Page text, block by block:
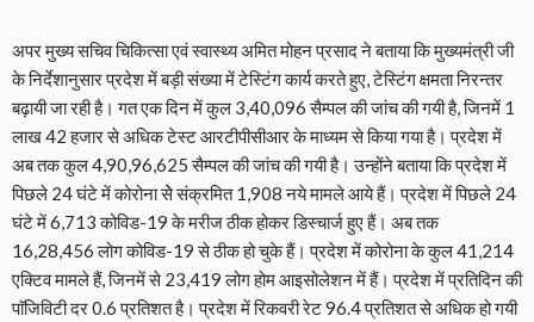
अपर मुख्य सचिव चिकित्सा एवं स्वास्थ्य अमित मोहन प्रसाद ने बताया कि मुख्यमंत्री जी
के निर्देशानुसार प्रदेश में बड़ी संख्या में टेस्टिंग कार्य करते हुए, टेस्टिंग क्षमता निरन्तर
बढ़ायी जा रही है। गत एक दिन में कुल 3,40,096 सैम्पल की जांच की गयी है, जिनमें 1
लाख 42 हजार से अधिक टेस्ट आरटीपीसीआर के माध्यम से किया गया है। प्रदेश में
अब तक कुल 4,90,96,625 सैम्पल की जांच की गयी है। उन्होंने बताया कि प्रदेश में
पिछले 24 घंटे में कोरोना सेे संक्रमित 1,908 नये मामले आये हैं। प्रदेश में पिछले 24
घंटे में 6,713 कोविड-19 के मरीज ठीक होकर डिस्चार्ज हुए हैं। अब तक
16,28,456 लोग कोविड-19 से ठीक हो चुके हैं। प्रदेश में कोरोना के कुल 41,214
एक्टिव मामले हैं, जिनमें से 23,419 लोग होम आइसोलेशन में हैं। प्रदेश में प्रतिदिन की
पाॅजिविटी दर 0.6 प्रतिशत है। प्रदेश में रिकवरी रेट 96.4 प्रतिशत से अधिक हो गयी